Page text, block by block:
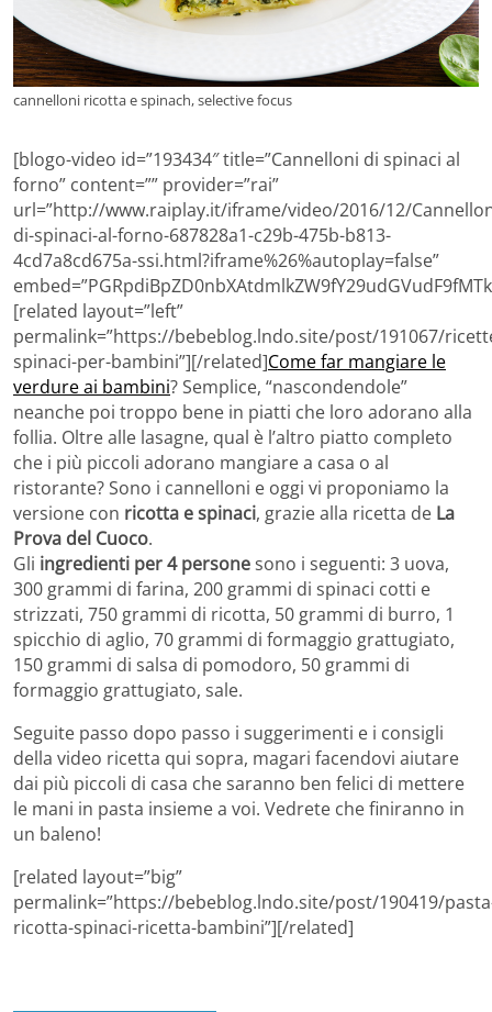
cannelloni ricotta e spinach, selective focus
[blogo-video id=”193434″ title=”Cannelloni di spinaci al
forno” content=”” provider=”rai”
url=”http://www.raiplay.it/iframe/video/2016/12/
di-spinaci-al-forno-687828a1-c29b-475b-b813-
4cd7a8cd675a-ssi.html?iframe%26%autoplay=false”
[related layout=”left”
permalink=”https://bebeblog.lndo.site/post/191067/
spinaci-per-bambini”][/related]Come far mangiare le
verdure ai bambini? Semplice, “nascondendole”
neanche poi troppo bene in piatti che loro adorano alla
follia. Oltre alle lasagne, qual è l’altro piatto completo
che i più piccoli adorano mangiare a casa o al
ristorante? Sono i cannelloni e oggi vi proponiamo la
versione con ricotta e spinaci, grazie alla ricetta de La
Prova del Cuoco.
Gli ingredienti per 4 personesono i seguenti: 3 uova,
300 grammi di farina, 200 grammi di spinaci cotti e
strizzati, 750 grammi di ricotta, 50 grammi di burro, 1
spicchio di aglio, 70 grammi di formaggio grattugiato,
150 grammi di salsa di pomodoro, 50 grammi di
formaggio grattugiato, sale.
Seguite passo dopo passo i suggerimenti e i consigli
della video ricetta qui sopra, magari facendovi aiutare
dai più piccoli di casa che saranno ben felici di mettere
le mani in pasta insieme a voi. Vedrete che finiranno in
un baleno!
[related layout=”big”
permalink=”https://bebeblog.lndo.site/post/190419/
ricotta-spinaci-ricetta-bambini”][/related]